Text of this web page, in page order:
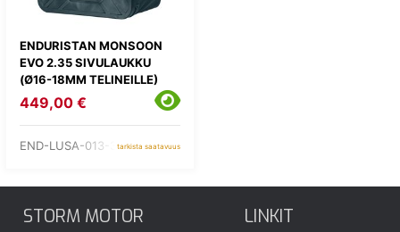
ENDURISTAN MONSOON
EVO 2.35 SIVULAUKKU
(Ø16-18MM TELINEILLE)
449,00 €
END-LUSA-013-35tarkista saatavuus
STORM MOTOR LINKIT